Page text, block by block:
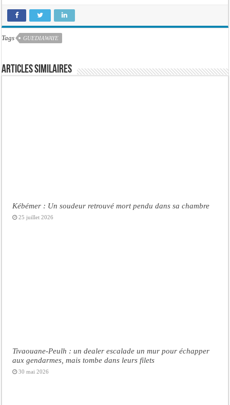
Tags GUEDIAWAYE
Articles similaires
Kébémer : Un soudeur retrouvé mort pendu dans sa chambre
25 juillet 2026
Tivaouane-Peulh : un dealer escalade un mur pour échapper
aux gendarmes, mais tombe dans leurs filets
30 mai 2026